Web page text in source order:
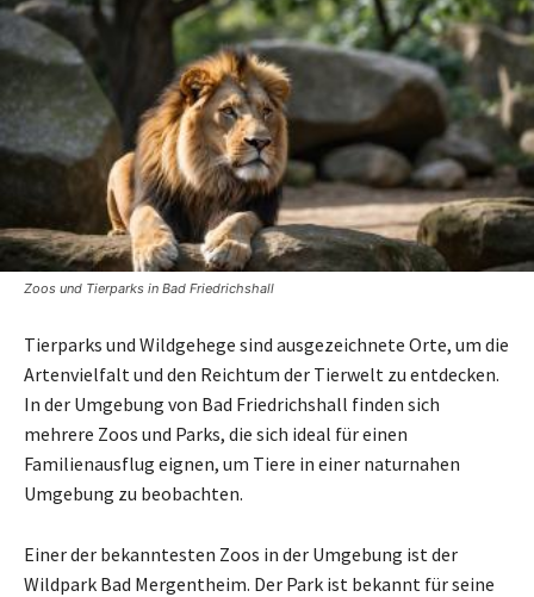
Zoos und Tierparks in Bad Friedrichshall
Tierparks und Wildgehege sind ausgezeichnete Orte, um die
Artenvielfalt und den Reichtum der Tierwelt zu entdecken.
In der Umgebung von Bad Friedrichshall finden sich
mehrere Zoos und Parks, die sich ideal für einen
Familienausflug eignen, um Tiere in einer naturnahen
Umgebung zu beobachten.
Einer der bekanntesten Zoos in der Umgebung ist der
Wildpark Bad Mergentheim. Der Park ist bekannt für seine